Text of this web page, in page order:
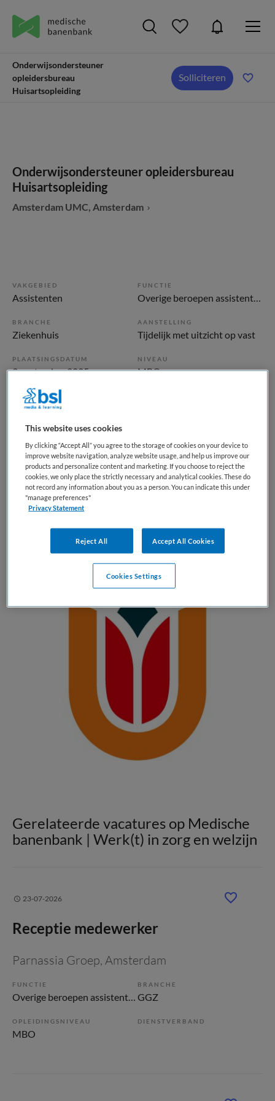
Onderwijsondersteuner
opleidersbureau
Huisartsopleiding
Solliciteren
Onderwijsondersteuner opleidersbureau
Huisartsopleiding
Amsterdam UMC, Amsterdam
VAKGEBIED
Assistenten
FUNCTIE
Overige beroepen assistenten
BRANCHE
Ziekenhuis
AANSTELLING
Tijdelijk met uitzicht op vast
PLAATSINGSDATUM
3 september 2025
NIVEAU
MBO
ERVARING
Ervaren
Vacature niet beschikbaar
Deze vacature Onderwijsondersteuner opleidersbureau
Huisartsopleiding bij Amsterdam UMC is niet meer actueel.
Hieronder staan enkele vergelijkbare vacatures die voor u
Gerelateerde vacatures op Medische
banenbank | Werk(t) in zorg en welzijn
23-07-2026
Receptie medewerker
Parnassia Groep, Amsterdam
FUNCTIE
Overige beroepen assistenten
BRANCHE
GGZ
OPLEIDINGSNIVEAU
MBO
DIENSTVERBAND
This website uses cookies
By clicking “Accept All” you agree to the storage of cookies on your device to
improve website navigation, analyze website usage, and help us improve our
products and personalize content and marketing. If you choose to reject the
cookies, we only place the strictly necessary and analytical cookies. These do
not record any information about you as a person. You can indicate this under
"manage preferences"
Privacy Statement
Reject All Accept All Cookies
Cookies Settings